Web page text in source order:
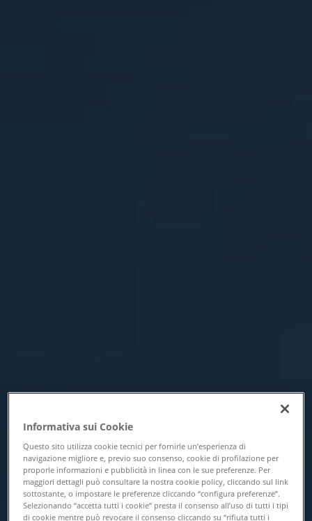
Informativa sui Cookie
Questo sito utilizza cookie tecnici per fornirle un’esperienza di
navigazione migliore e, previo suo consenso, cookie di profilazione per
proporle informazioni e pubblicità in linea con le sue preferenze. Per
maggiori dettagli può consultare la nostra cookie policy, cliccando sul link
sottostante, o impostare le preferenze cliccando “configura preferenze”.
Selezionando “accetta tutti i cookie” presta il consenso all’uso di tutti i tipi
di cookie mentre può revocare il consenso cliccando su “rifiuta tutti i